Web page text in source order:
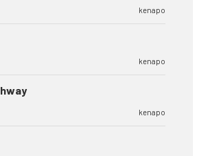
kenapo
kenapo
kenapo